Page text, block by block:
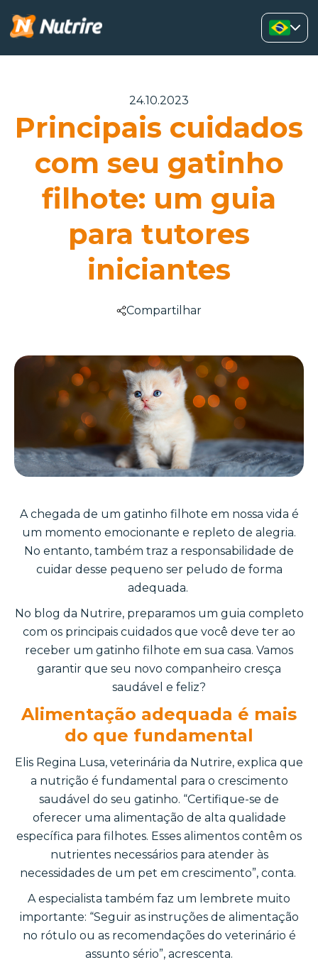
24.10.2023
Principais cuidados
com seu gatinho
filhote: um guia
para tutores
iniciantes
Compartilhar
A chegada de um gatinho filhote em nossa vida é
um momento emocionante e repleto de alegria.
No entanto, também traz a responsabilidade de
cuidar desse pequeno ser peludo de forma
adequada.
No blog da Nutrire, preparamos um guia completo
com os principais cuidados que você deve ter ao
receber um gatinho filhote em sua casa. Vamos
garantir que seu novo companheiro cresça
saudável e feliz?
Alimentação adequada é mais
do que fundamental
Elis Regina Lusa, veterinária da Nutrire, explica que
a nutrição é fundamental para o crescimento
saudável do seu gatinho. “Certifique-se de
oferecer uma alimentação de alta qualidade
específica para filhotes. Esses alimentos contêm os
nutrientes necessários para atender às
necessidades de um pet em crescimento”, conta.
A especialista também faz um lembrete muito
importante: “Seguir as instruções de alimentação
no rótulo ou as recomendações do veterinário é
assunto sério”, acrescenta.